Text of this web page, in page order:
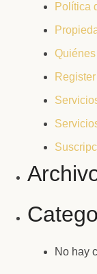
Política
Register
No hay